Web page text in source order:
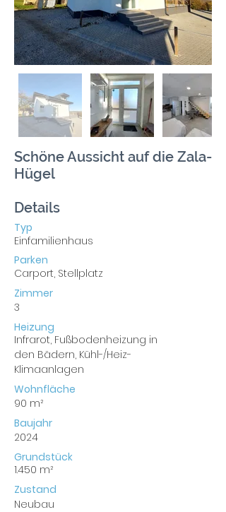
Schöne Aussicht auf die Zala-
Hügel
Details
Einfamilienhaus
Typ
Carport, Stellplatz
Parken
3
Zimmer
Infrarot, Fußbodenheizung in
den Bädern, Kühl-/Heiz-
Klimaanlagen
Heizung
90 m²
Wohnfläche
2024
Baujahr
1.450 m²
Grundstück
Neubau
Zustand